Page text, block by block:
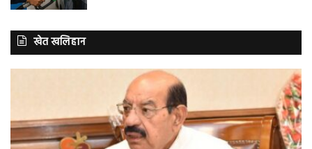
खेत खलिहान